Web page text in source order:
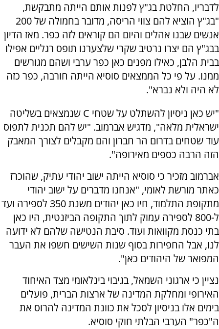
לדבריו, החלטת בג"ץ לפנות אותם הייתה מתבקשת,
"בג"ץ הוציא להם צווי הריסה, מדובר בחמולה של 200
אנשים שבנו אהלים והיום הם קוראים לזה כפר. מאז הדיון
בבג"ץ הם יצרו נרטיב שקרי שלצערנו תופס רגליים אפילו
בבית הלבן, כאילו מפנים כאן כפר ערבי ושהם מגורשים
ממנו. על פי כל הממצאים סוסיא הייתה חורבה, כפר כזה
לא היה ולא נברא".
"יש כאן ניסיון להשתלט על שטחי C שנמצאים בשליטה
ישראלית מלאה", מדגיש אברמוב. "יש להם תכנית לתפוס
עוד שטחים בדרום הר חברון והם מקבלים לצורך המאבק
הזה הרבה כספים מאירופה".
אברמוב מזכיר כי סוסיא הייתה ישוב יהודי עתיק, שהוכרז
כאתר מורשת לאומי, "אנחנו מדברים על ישוב יהודי
מתקופת התלמוד, חיו כאן יהודים משנת 350 לספירה ועד
ל-800 לספירה עמוק לתוך התקופה הביזנטית, היו כאן
בתי כנסת מקוואות ועוד. סיבת הנטישה שלהם לא ידועה
לנו, אבל החפירות בסוף שנות השישים חשפו את העבר
המפואר של היהודים כאן".
נציין כי ארגוני השמאל, בגיבוי בינלאומי מצד האיחוד
האירופי ומחלקת המדינה של ארצות הברית, פועלים
בימים אלו בניסיון לסכל את כוונת המדינה להרוס את
ה"כפר" הערבי הבלתי חוקי סוסיא.